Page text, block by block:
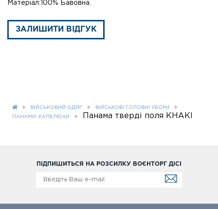
Матеріал:100% Бавовна.
ЗАЛИШИТИ ВІДГУК
ВІЙСЬКОВИЙ ОДЯГ ВІЙСЬКОВІ ГОЛОВНІ УБОРИ
ПАНАМИ, КАПЕЛЮХИ Панама тверді поля KHAKI
ПІДПИШИТЬСЯ НА РОЗСИЛКУ ВОЄНТОРГ ДІСІ